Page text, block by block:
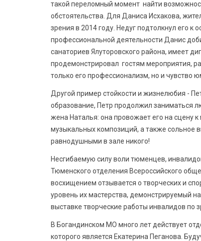
такой переломный момент найти
обстоятельства. Для Даниса Исхакова,
зрения в 2014 году. Недуг подтолкнул его
профессиональной деятельности Данис
санаториев Ялуторовского района, имеет
продемонстрировал гостям мероприятия,
только его профессионализм, но и чувство
Другой пример стойкости и жизнелюбия -
образование, Петр продолжил заниматься
жена Наталья: она провожает его на сцену
музыкальных композиций, а также сольное
равнодушными в зале никого!
Несгибаемую силу воли тюменцев,
Тюменского отделения Всероссийского
восхищением отзывается о творческих и
уровень их мастерства, демонстрируемый
выставке творческие работы инвалидов по
В Богандинском МО много лет действует
которого является Екатерина Пеганова.